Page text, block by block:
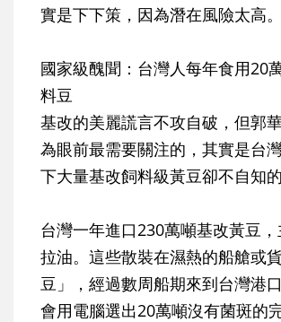
實是下下策，因為潛在風險太高。
國家級醜聞：台灣人每年食用20
料豆
基改的美麗謊言不攻自破，但郭
為眼前最需要關注的，其實是台
下大量基改飼料級黃豆卻不自知的
台灣一年進口230萬噸基改黃豆
拉油。這些散裝在濕熱的船艙或
豆」，經過數周船期來到台灣港
會用電腦選出20萬噸沒有菌斑的